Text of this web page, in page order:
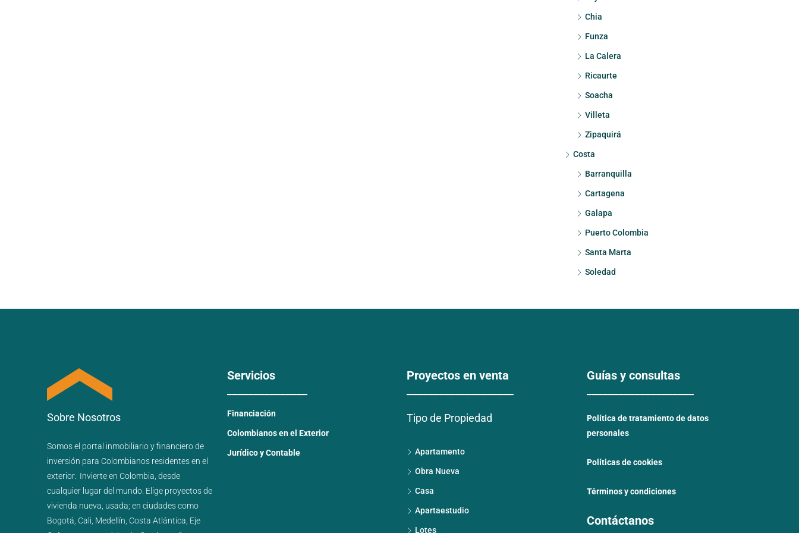
Chia
Funza
La Calera
Ricaurte
Soacha
Villeta
Zipaquirá
Costa
Barranquilla
Cartagena
Galapa
Puerto Colombia
Santa Marta
Soledad
Sobre Nosotros
Somos el portal inmobiliarioyfinancierode
inversión para Colombianos residentes en el
exterior. Invierte en Colombia, desde
cualquier lugar del mundo. Elige proyectos de
vivienda nueva usada; en ciudades como
Bogotá Cali Medellín Costa Atlántica Eje
Servicios
Financiación
Colombianos en el Exterior
Jurídico y Contable
Proyectos en venta
Tipo de Propiedad
Apartamento
Obra Nueva
Casa
Apartaestudio
Lotes
Guías y consultas
Política de tratamiento de datos
personales
Políticas de cookies
Términos y condiciones
Contáctanos